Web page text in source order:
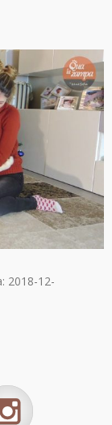
2018-12-